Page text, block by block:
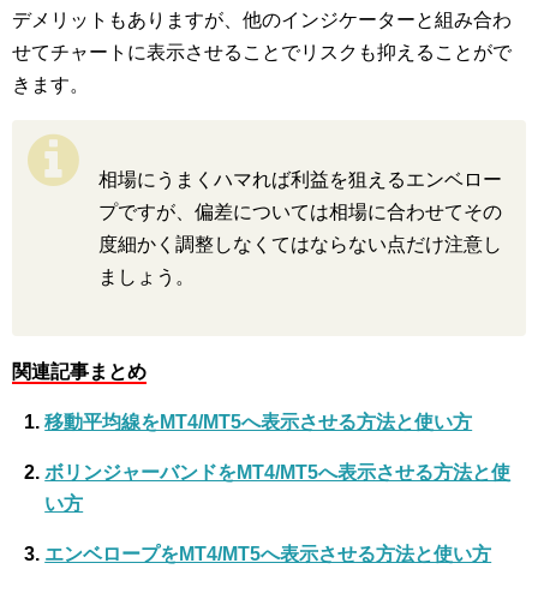
デメリットもありますが、他のインジケーターと組み合わ
せてチャートに表示させることでリスクも抑えることがで
きます。
相場にうまくハマれば利益を狙えるエンベロー
プですが、偏差については相場に合わせてその
度細かく調整しなくてはならない点だけ注意し
ましょう。
関連記事まとめ
移動平均線をMT4/MT5へ表示させる方法と使い方
ボリンジャーバンドをMT4/MT5へ表示させる方法と使
い方
エンベロープをMT4/MT5へ表示させる方法と使い方